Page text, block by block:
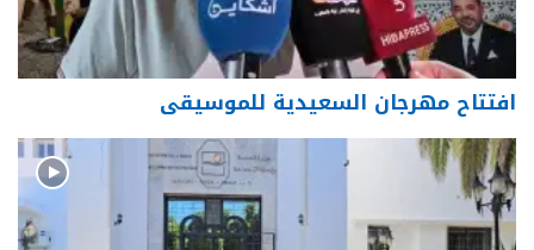
افتتاح مهرجان السعيدية للموسيقى